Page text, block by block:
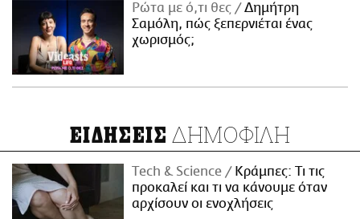
Ρώτα με ό,τι θες
Δημήτρη
Σαμόλη, πώς ξεπερνιέται ένας
χωρισμός;
ΕΙΔΗΣΕΙΣ ΔΗΜΟΦΙΛΗ
Τech & Science
Κράμπες: Τι τις
προκαλεί και τι να κάνουμε όταν
αρχίσουν οι ενοχλήσεις